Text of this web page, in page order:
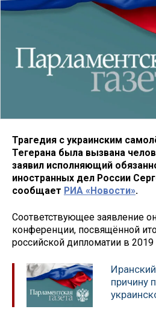
Трагедия с украинским
Тегерана была вызвана
заявил исполняющий
иностранных дел России
сообщает РИА «Новости».
Соответствующее заявление
конференции, посвящённой
российской дипломатии в 2019
причину